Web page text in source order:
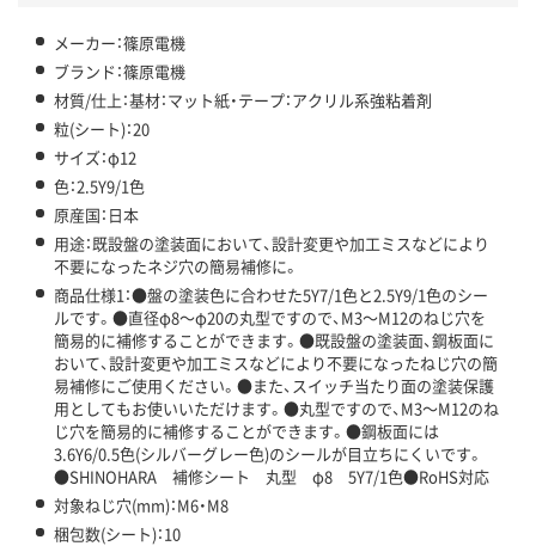
メーカー：篠原電機
ブランド：篠原電機
材質/仕上：基材：マット紙・テープ：アクリル系強粘着剤
粒(シート)：20
サイズ：φ12
色：2.5Y9/1色
原産国：日本
用途：既設盤の塗装面において、設計変更や加工ミスなどにより
不要になったネジ穴の簡易補修に。
商品仕様1：●盤の塗装色に合わせた5Y7/1色と2.5Y9/1色のシー
ルです。●直径φ8～φ20の丸型ですので、M3～M12のねじ穴を
簡易的に補修することができます。●既設盤の塗装面、鋼板面に
おいて、設計変更や加工ミスなどにより不要になったねじ穴の簡
易補修にご使用ください。●また、スイッチ当たり面の塗装保護
用としてもお使いいただけます。●丸型ですので、M3～M12のね
じ穴を簡易的に補修することができます。●鋼板面には
3.6Y6/0.5色(シルバーグレー色)のシールが目立ちにくいです。
●SHINOHARA 補修シート 丸型 φ8 5Y7/1色●RoHS対応
対象ねじ穴(mm)：M6・M8
梱包数(シート)：10